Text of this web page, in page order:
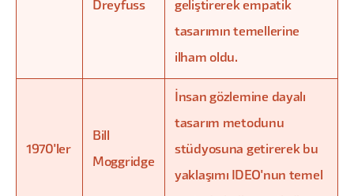
Dreyfuss geliştirerek empatik
tasarımın temellerine
ilham oldu.
1970'ler
Bill
Moggridge
İnsan gözlemine dayalı
tasarım metodunu
stüdyosuna getirerek bu
yaklaşımı IDEO'nun temel